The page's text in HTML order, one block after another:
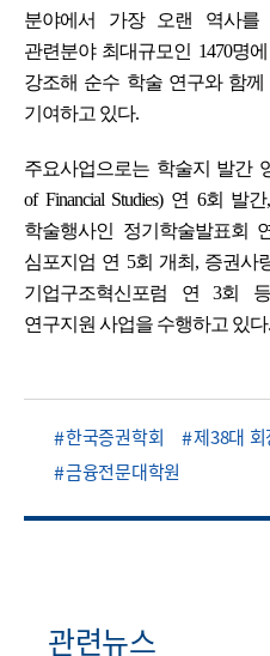
분야에서 가장 오랜 역사
관련분야 최대규모인 1470명
강조해 순수 학술 연구와 함
기여하고 있다.
주요사업으로는 학술지 발간 영
of Financial Studies) 연 6회 발
학술행사인 정기학술발표회
심포지엄 연 5회 개최, 증권사
기업구조혁신포럼 연 3회
연구지원 사업을 수행하고 있다.
한국증권학회 제38대 회
금융전문대학원
관련뉴스